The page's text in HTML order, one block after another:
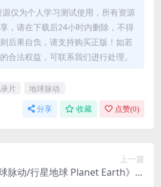
仅为个人学习测试使用，所有资源
，请在下载后24小时内删除，不得
后果自负，请支持购买正版！如若
合法权益，可联系我们进行处理。
片 地球脉动
分享 收藏 点赞(0)
上一篇
脉动/行星地球 Planet Earth》第